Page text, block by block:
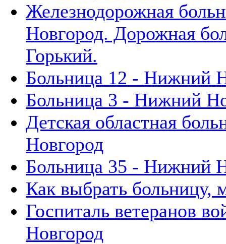
Железнодорожная
Новгород. Дорожная
Горький.
Больница 12 - Нижний
Больница 3 - Нижний
Детская областная
Новгород
Больница 35 - Нижний
Как выбрать больницу,
Госпиталь ветеранов
Новгород